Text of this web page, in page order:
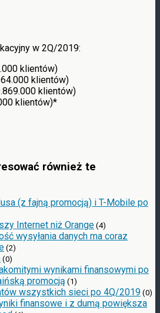
w 2Q/2019:
klientów)
klientów)
klientów)
klientów)*
również te
(z fajną promocją) i T-Mobile po
Internet niż Orange (4)
wysyłania danych ma coraz
(2)
(0)
wynikami finansowymi po
promocją (1)
wszystkich sieci po 4Q/2019 (0)
finansowe i z dumą powiększa